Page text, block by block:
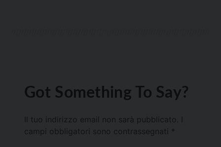
Got Something To Say?
Il tuo indirizzo email non sarà pubblicato.
campi obbligatori sono contrassegnati *